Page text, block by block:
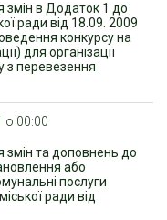
змін в Додаток 1 до
ради від 18.09. 2009
конкурсу на
для організації
з перевезення
о 00:00
змін та доповнень до
або
послуги
ради від